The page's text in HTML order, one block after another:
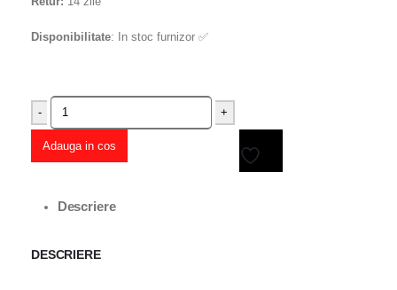
Disponibilitate: In stoc furnizor ✅
- +
Adauga in cos
Descriere
DESCRIERE